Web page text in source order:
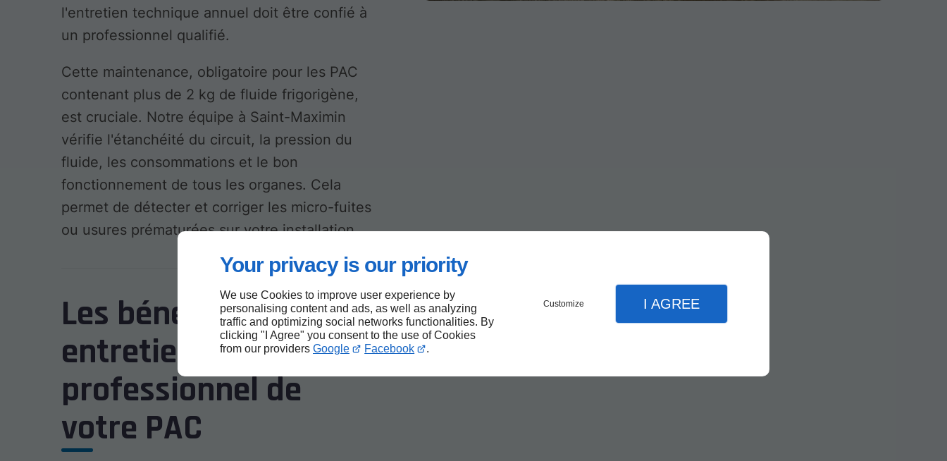
Your privacy is our priority
We use Cookies to improve user experience by
personalising content and ads, as well as analyzing
traffic and optimizing social networks functionalities. By
clicking "I Agree" you consent to the use of Cookies
from our providers Google Facebook .
Customize I AGREE
l'entretien technique annuel doit être confié à
un professionnel qualifié.
Cette maintenance, obligatoire pour les PAC
contenant plus de 2 kg de fluide frigorigène,
est cruciale. Notre équipe à Saint-Maximin
vérifie l'étanchéité du circuit, la pression du
fluide, les consommations et le bon
fonctionnement de tous les organes. Cela
permet de détecter et corriger les micro-fuites
ou usures prématurées sur votre installation.
Les bénéfices d'un
entretien
professionnel de
votre PAC